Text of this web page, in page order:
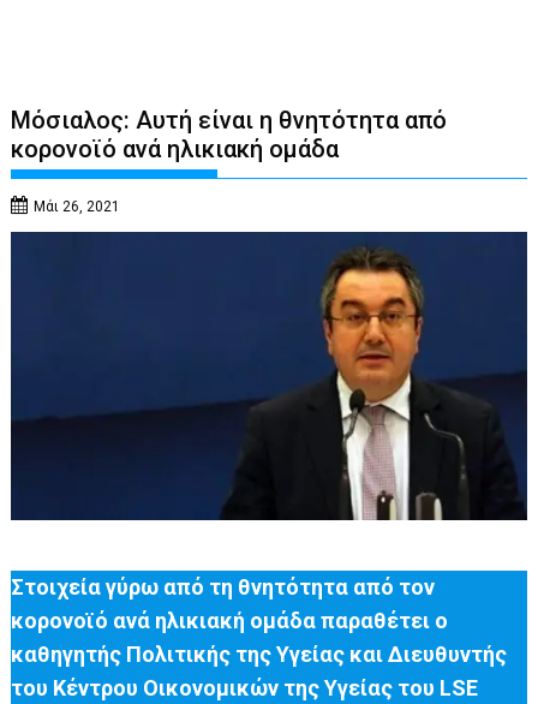
Μόσιαλος: Αυτή είναι η θνητότητα από
κορονοϊό ανά ηλικιακή ομάδα
Μάι 26, 2021
Στοιχεία γύρω από τη θνητότητα από τον
κορονοϊό ανά ηλικιακή ομάδα παραθέτει ο
καθηγητής Πολιτικής της Υγείας και Διευθυντής
του Κέντρου Οικονομικών της Υγείας του LSE